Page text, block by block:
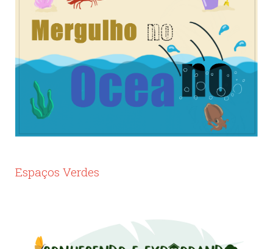
Espaços Verdes